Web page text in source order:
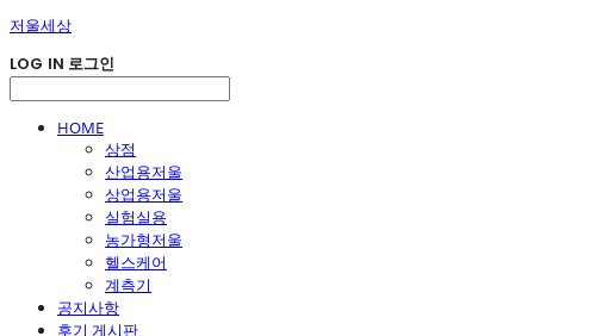
저울세상
LOG IN 로그인
HOME
상점
산업용저울
상업용저울
실험실용
농가형저울
헬스케어
계측기
공지사항
후기 게시판